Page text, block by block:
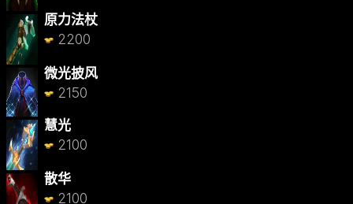
原力法杖
2200
微光披风
2150
慧光
2100
散华
2100